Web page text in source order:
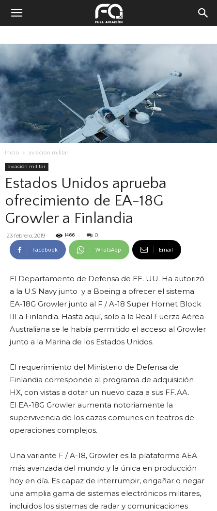
Inicio aviación militar
aviación militar
Estados Unidos aprueba
ofrecimiento de EA-18G
Growler a Finlandia
23 febrero, 2019 1466 0
Facebook WhatsApp Email
El Departamento de Defensa de EE. UU. Ha autorizó
a la U.S Navy junto y a Boeing a ofrecer el sistema
EA-18G Growler junto al F / A-18 Super Hornet Block
III a Finlandia. Hasta aquí, solo a la Real Fuerza Aérea
Australiana se le había permitido el acceso al Growler
junto a la Marina de los Estados Unidos.
El requerimiento del Ministerio de Defensa de
Finlandia corresponde al programa de adquisición
HX, con vistas a dotar un nuevo caza a sus FF.AA.
El EA-18G Growler aumenta notoriamente la
supervivencia de los cazas comunes en teatros de
operaciones complejos.
Una variante F / A-18, Growler es la plataforma AEA
más avanzada del mundo y la única en producción
hoy en día. Es capaz de interrumpir, engañar o negar
una amplia gama de sistemas electrónicos militares,
incluidos los sistemas de radar y comunicaciones